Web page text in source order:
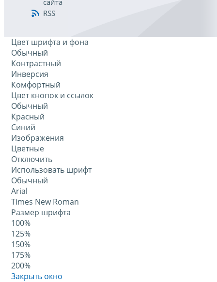
сайта
RSS
Цвет шрифта и фона
Обычный
Контрастный
Инверсия
Комфортный
Цвет кнопок и ссылок
Обычный
Красный
Синий
Изображения
Цветные
Отключить
Использовать шрифт
Обычный
Arial
Times New Roman
Размер шрифта
100%
125%
150%
175%
200%
Закрыть окно